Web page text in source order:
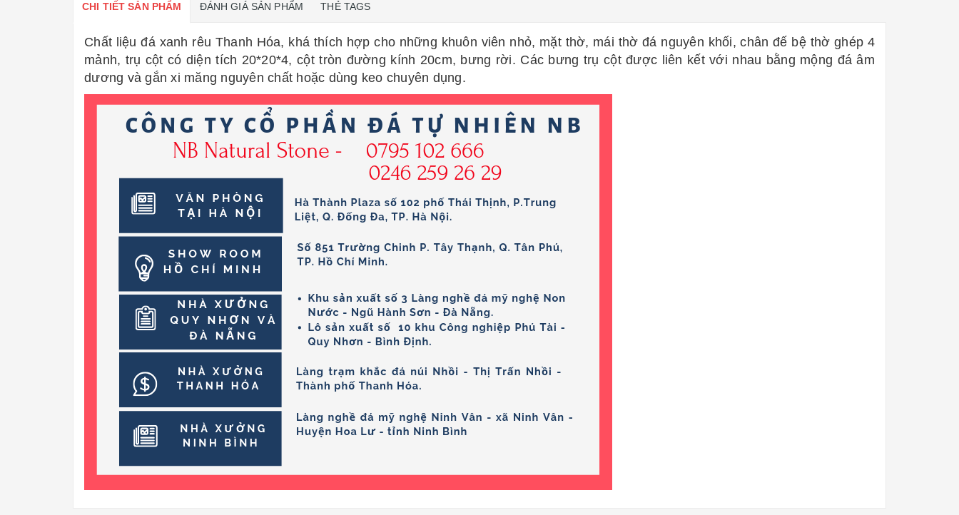
CHI TIẾT SẢN PHẨM ĐÁNH GIÁ SẢN PHẨM THẺ TAGS
Chất liệu đá xanh rêu Thanh Hóa, khá thích hợp cho những khuôn viên nhỏ, mặt thờ, mái thờ đá nguyên khối, chân đế bệ thờ ghép 4
mảnh, trụ cột có diện tích 20*20*4, cột tròn đường kính 20cm, bưng rời. Các bưng trụ cột được liên kết với nhau bằng mộng đá âm
dương và gắn xi măng nguyên chất hoặc dùng keo chuyên dụng.